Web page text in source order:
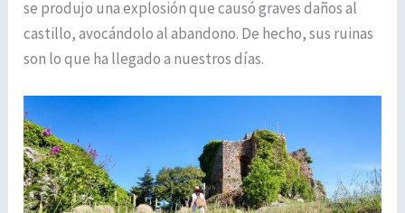
se produjo una explosión que causó graves daños al
castillo, avocándolo al abandono. De hecho, sus ruinas
son lo que ha llegado a nuestros días.